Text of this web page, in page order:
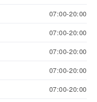
07:00-20:00
07:00-20:00
07:00-20:00
07:00-20:00
07:00-20:00